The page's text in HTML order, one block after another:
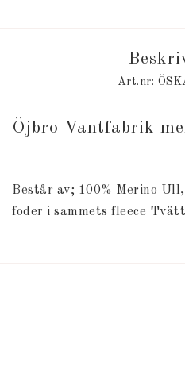
Art.nr:
Öjbro Vantfabrik
Består av; 100% Merino Ull,
foder i sammets fleece